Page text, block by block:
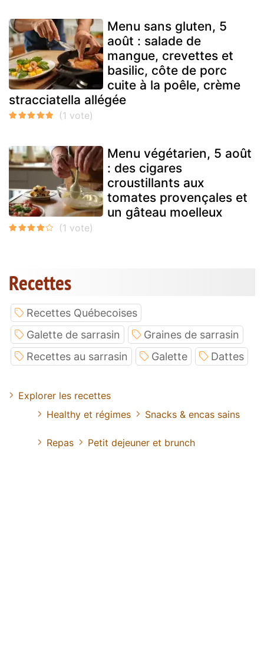
Menu sans gluten, 5
août : salade de
mangue, crevettes et
basilic, côte de porc
cuite à la poêle, crème
stracciatella allégée
Menu végétarien, 5 août
: des cigares
croustillants aux
tomates provençales et
un gâteau moelleux
Recettes
Recettes Québecoises
Galette de sarrasin
Graines de sarrasin
Recettes au sarrasin
Galette Dattes
Explorer les recettes
Healthy et régimes
Snacks & encas sains
Repas Petit dejeuner et brunch